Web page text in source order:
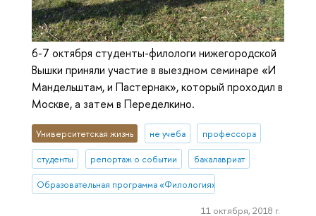
6-7 октября студенты-филологи нижегородской
Вышки приняли участие в выездном семинаре «И
Мандельштам, и Пастернак», который проходил в
Москве, а затем в Переделкино.
Университетская жизнь не учеба профессора
студенты репортаж о событии бакалавриат
Образовательная программа «Филология»
11 октября, 2018 г.